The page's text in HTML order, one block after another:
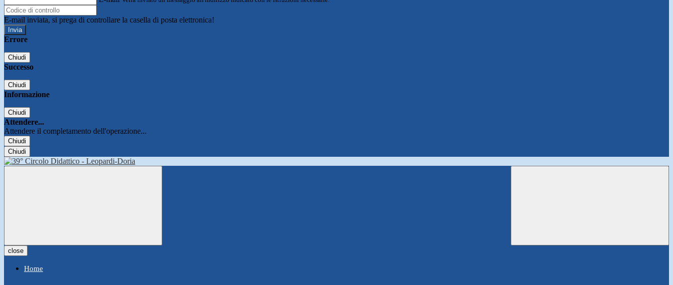
E-mail inviata, si prega di controllare la casella di posta elettronica!
Errore
Chiudi
Successo
Chiudi
Informazione
Chiudi
Attendere...
Attendere il completamento dell'operazione...
Chiudi
Chiudi
close
Home